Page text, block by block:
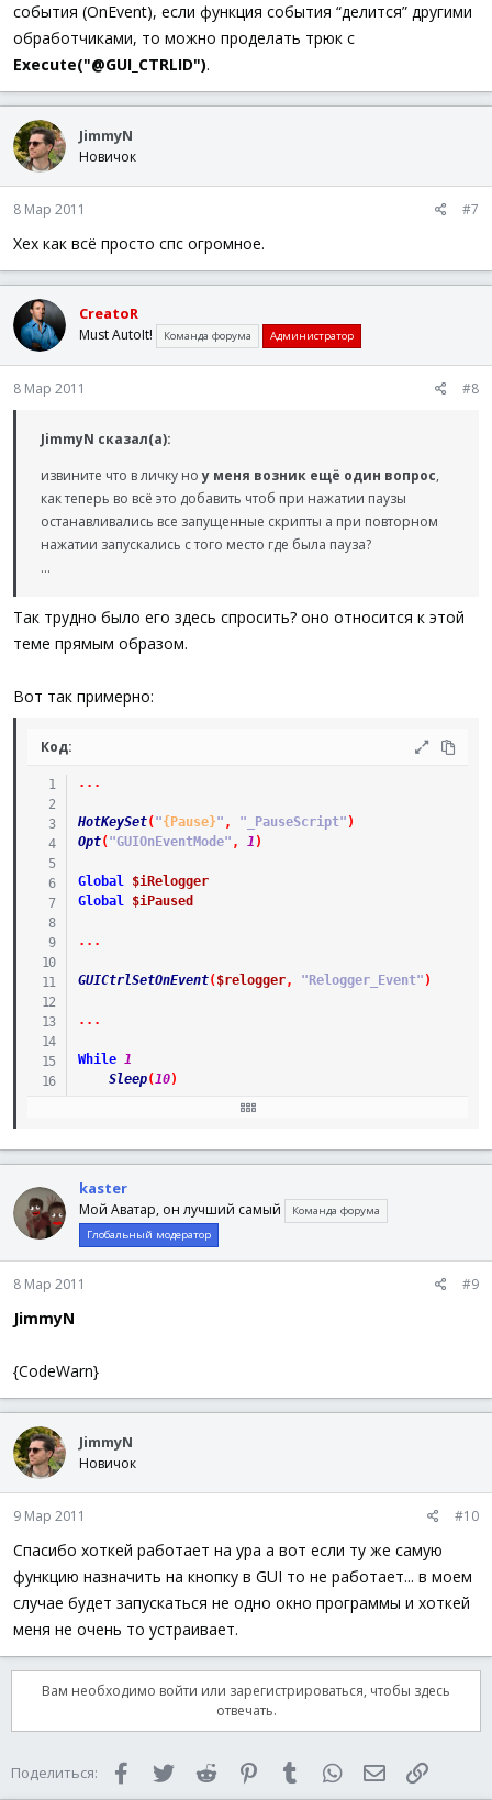
события (OnEvent), если функция события “делится” другими
обработчиками, то можно проделать трюк с
Execute("@GUI_CTRLID").
JimmyN
Новичок
8 Мар 2011 #7
Хех как всё просто спс огромное.
CreatoR
Must AutoIt! Команда форума Администратор
8 Мар 2011 #8
JimmyN сказал(а):
извините что в личку ноу меня возник ещё один вопрос,
как теперь во всё это добавить чтоб при нажатии паузы
останавливались все запущенные скрипты а при повторном
нажатии запускались с того место где была пауза?
...
Так трудно было его здесь спросить? оно относится к этой
теме прямым образом.
Вот так примерно:
Код:
. . .
HotKeySet( "{Pause}" , "_PauseScript" )
Opt( "GUIOnEventMode" , 1 )
Global
$iRelogger
Global
$iPaused
. . .
GUICtrlSetOnEvent( $relogger, "Relogger_Event" )
. . .
While 1
Sleep(10)
WEnd
..
Func
GUICtrlSetData(6, @HOUR & ":" & @MIN & ":" &
...
Func _PauseScript()
EndFunc
Func _CheckPause()
While $iPaused
Sleep(10 )
EndFunc
...
kaster
Мой Аватар, он лучший самый
Команда форума
Глобальный модератор
8 Мар 2011 #9
JimmyN
{CodeWarn}
JimmyN
Новичок
9 Мар 2011 #10
Спасибо хоткей работает на ура а вот если ту же самую
функцию назначить на кнопку в GUI то не работает... в моем
случае будет запускаться не одно окно программы и хоткей
меня не очень то устраивает.
Вам необходимо войти или зарегистрироваться, чтобы здесь
отвечать.
Поделиться: FacebookTwitter Reddit PinterestTumblr WhatsAppЭлектронная